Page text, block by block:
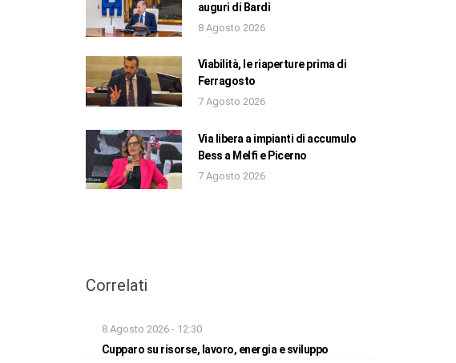
auguri di Bardi
8 Agosto 2026
Viabilità, le riaperture prima di
Ferragosto
7 Agosto 2026
Via libera a impianti di accumulo
Bess a Melfi e Picerno
7 Agosto 2026
Correlati
8 Agosto 2026 - 12:30
Cupparo su risorse, lavoro, energia e sviluppo